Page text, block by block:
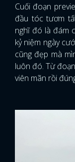
Cuối đoạn
đầu tóc tươm
nghĩ đó là đám
kỷ niệm ngày
cũng đẹp mà
luôn đó. Từ
viên mãn rồi